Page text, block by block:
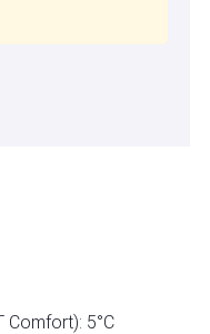
5°C